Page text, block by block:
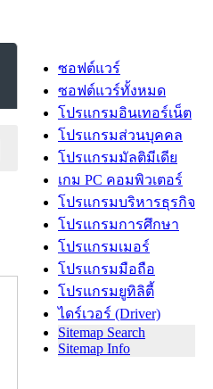
ซอฟต์แวร์
ซอฟต์แวร์ทั้งหมด
โปรแกรมอินเทอร์เน็ต
โปรแกรมส่วนบุคคล
โปรแกรมมัลติมีเดีย
เกม PC คอมพิวเตอร์
โปรแกรมบริหารธุรกิจ
โปรแกรมการศึกษา
โปรแกรมเมอร์
โปรแกรมมือถือ
โปรแกรมยูทิลิตี้
ไดร์เวอร์ (Driver)
Sitemap Search
Sitemap Info